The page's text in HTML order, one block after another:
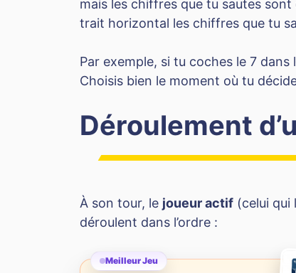
mais les chiffres que tu sautes
trait horizontal les chiffres que tu
Par exemple, si tu coches le 7
Choisis bien le moment où tu
Déroulement
À son tour, le joueur actif (celui qui
déroulent dans l’ordre :
Meilleur Jeu